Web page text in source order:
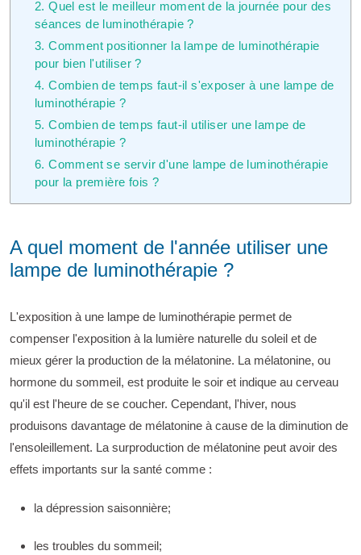
2. Quel est le meilleur moment de la journée pour des
séances de luminothérapie ?
3. Comment positionner la lampe de luminothérapie
pour bien l'utiliser ?
4. Combien de temps faut-il s'exposer à une lampe de
luminothérapie ?
5. Combien de temps faut-il utiliser une lampe de
luminothérapie ?
6. Comment se servir d'une lampe de luminothérapie
pour la première fois ?
A quel moment de l'année utiliser une
lampe de luminothérapie ?
L'exposition à une lampe de luminothérapie permet de
compenser l'exposition à la lumière naturelle du soleil et de
mieux gérer la production de la mélatonine. La mélatonine, ou
hormone du sommeil, est produite le soir et indique au cerveau
qu'il est l'heure de se coucher. Cependant, l'hiver, nous
produisons davantage de mélatonine à cause de la diminution de
l'ensoleillement. La surproduction de mélatonine peut avoir des
effets importants sur la santé comme :
la dépression saisonnière;
les troubles du sommeil;